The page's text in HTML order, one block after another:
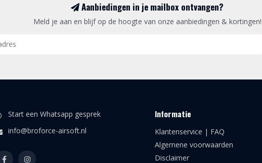
Aanbiedingen in je mailbox ontvangen?
Meld je aan en blijf op de hoogte van onze aanbiedingen & kortingen!
Start een Whatsapp gesprek
info@broforce-airsoft.nl
Informatie
Klantenservice | FAQ
Algemene voorwaarden
Disclaimer